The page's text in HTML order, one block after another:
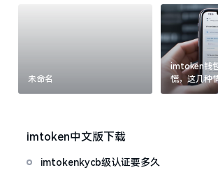
未命名
imtoken钱
慌，这几种
imtoken中文版下载
imtokenkycb级认证要多久